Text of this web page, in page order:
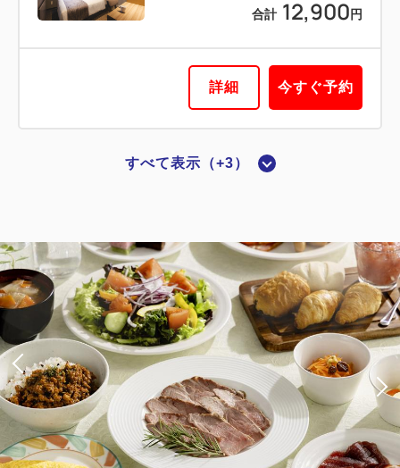
合計 円
詳細 今すぐ予約
合計 12,900 円
詳細 今すぐ予約
税・サービス料込
会員価格 12,600円
大人 名
室
税・サービス料込
12,900円
喫煙 15.00m2 1名
ダブルサイズ / 幅131-150cm×1
Wi-Fiあり（無料）
すべて表示（+3）